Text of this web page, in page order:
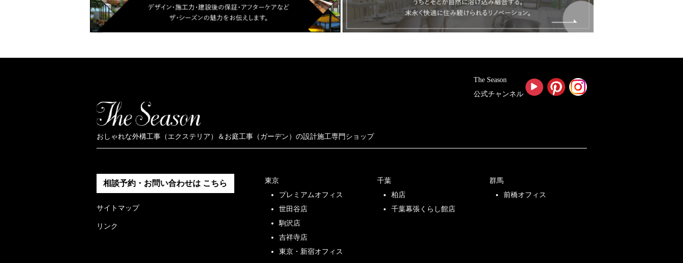
The Season
公式チャンネル
おしゃれな外構工事（エクステリア）＆お庭工事（ガーデン）の設計施工専門ショップ
相談予約・お問い合わせは こちら
サイトマップ
リンク
東京
プレミアムオフィス
世田谷店
駒沢店
吉祥寺店
東京・新宿オフィス
千葉
柏店
千葉幕張くらし館店
群馬
前橋オフィス